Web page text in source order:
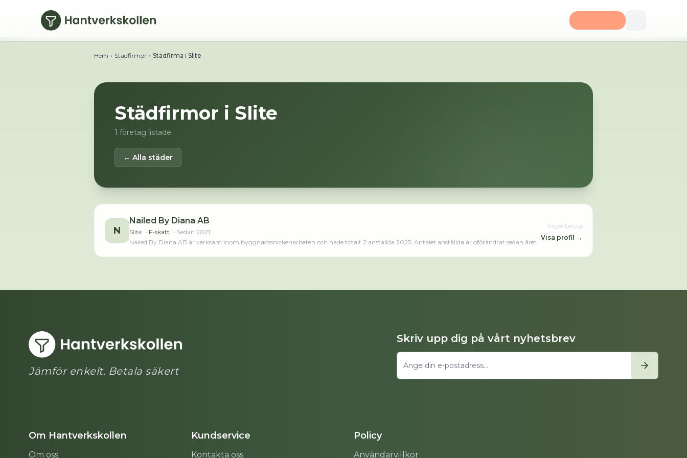
Hoppa till huvudinnehåll
Hem › Städfirmor › Städfirma i Slite
Städfirmor i Slite
1 företag listade
← Alla städer
N
Nailed By Diana AB
Slite · F-skatt · Sedan 2021
Nailed By Diana AB är verksam inom byggnadssnickeriarbeten och hade totalt 2 anställda 2025. Antalet anställda är oförändrat sedan året
merLäs mindre
Inget betyg
Visa profil →
Jämför enkelt. Betala säkert
Skriv upp dig på vårt nyhetsbrev
Om Hantverkskollen
Om oss
Kundservice
Kontakta oss
Policy
Användarvillkor